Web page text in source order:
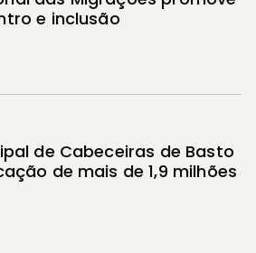
e inclusão
de Cabeceiras de Basto
de mais de 1,9 milhões